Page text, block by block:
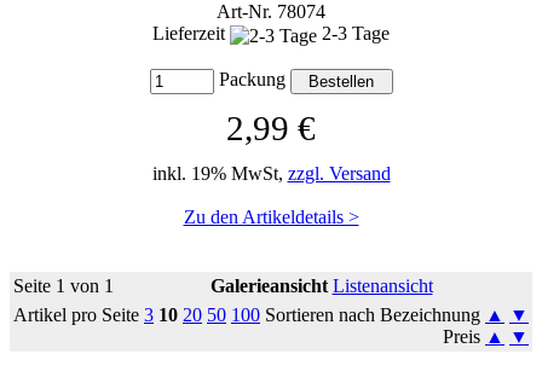
Art-Nr. 78074
Lieferzeit
2-3 Tage
Packung
2,99 €
inkl. 19% MwSt, zzgl. Versand
Zu den Artikeldetails >
Seite 1 von 1 Galerieansicht Listenansicht
Artikel pro Seite 3 10 20 50 100 Sortieren nach Bezeichnung ▲
▼
Preis ▲ ▼